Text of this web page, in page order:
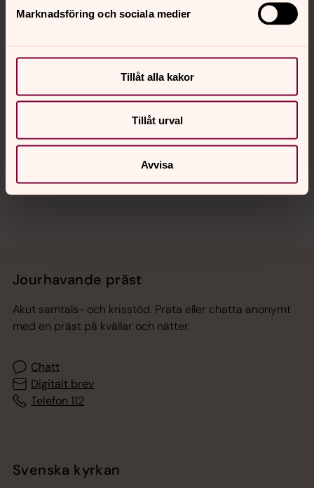
Marknadsföring och sociala medier
Tillåt alla kakor
Tillåt urval
Avvisa
Kontakt
Kalender
Jourhavande präst
Akut samtals- och krisstöd. Prata eller chatta anonymt
med en präst på kvällar och nätter.
Chatt
Digitalt brev
Telefon 112
Svenska kyrkan